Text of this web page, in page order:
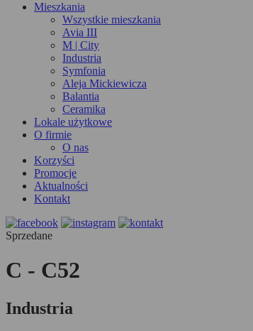
Mieszkania
Wszystkie mieszkania
Avia III
M | City
Industria
Symfonia
Aleja Mickiewicza
Balantia
Ceramika
Lokale użytkowe
O firmie
O nas
Korzyści
Promocje
Aktualności
Kontakt
Sprzedane
C - C52
Industria